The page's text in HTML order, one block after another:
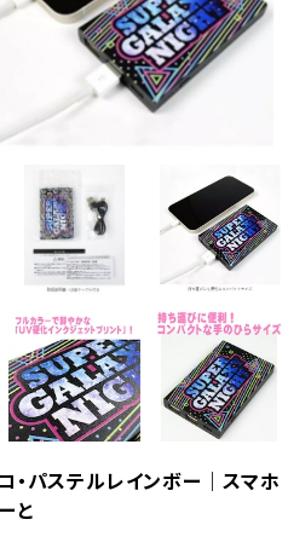
・パステルレインボー｜スマホ
と